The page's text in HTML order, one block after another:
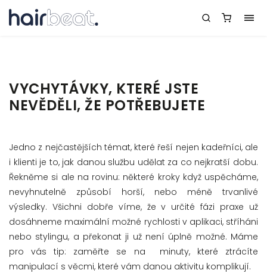
VYCHYTÁVKY, KTERÉ JSTE
NEVĚDĚLI, ŽE POTŘEBUJETE
Jedno z nejčastějších témat, které řeší nejen kadeřníci, ale
i klienti je to, jak danou službu udělat za co nejkratší dobu.
Řekněme si ale na rovinu: některé kroky když uspěcháme,
nevyhnutelně způsobí horší, nebo méně trvanlivé
výsledky. Všichni dobře víme, že v určité fázi praxe už
dosáhneme maximální možné rychlosti v aplikaci, stříháni
nebo stylingu, a překonat ji už není úplně možné. Máme
pro vás tip: zaměřte se na
minuty, které ztrácíte
manipulací s věcmi, které vám danou aktivitu komplikují.